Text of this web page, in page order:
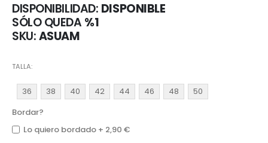
DISPONIBILIDAD: DISPONIBLE
SÓLO QUEDA %1
SKU ASUAM
TALLA
36 38 40 42 44 46 48
50
Bordar?
Lo quiero bordado + 2,90 €